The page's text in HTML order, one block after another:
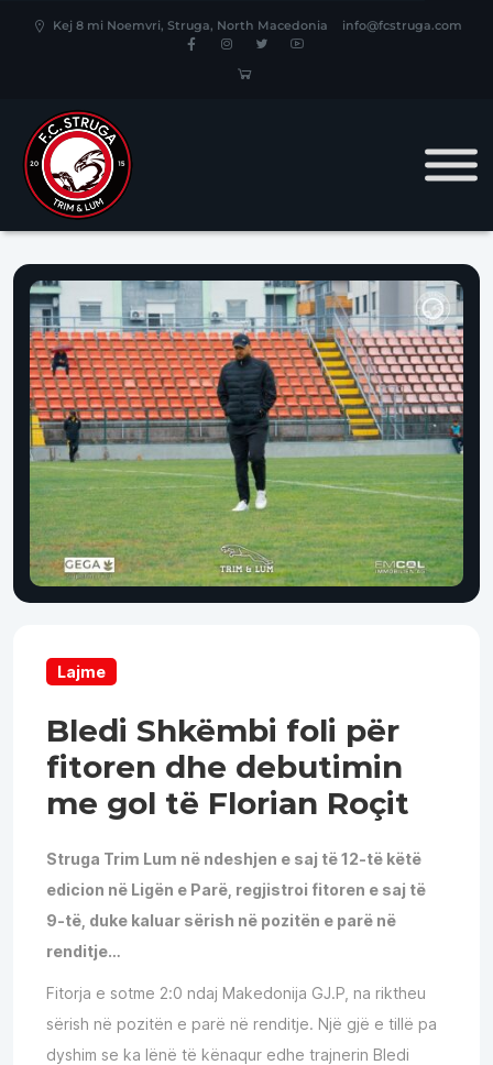
Kej 8 mi Noemvri, Struga, North Macedonia info@fcstruga.com
Lajme
Bledi Shkëmbi foli për
fitoren dhe debutimin
me gol të Florian Roçit
Struga Trim Lum në ndeshjen e saj të 12-të këtë
edicion në Ligën e Parë, regjistroi fitoren e saj të
9-të, duke kaluar sërish në pozitën e parë në
renditje…
Fitorja e sotme 2:0 ndaj Makedonija GJ.P, na riktheu
sërish në pozitën e parë në renditje. Një gjë e tillë pa
dyshim se ka lënë të kënaqur edhe trajnerin Bledi